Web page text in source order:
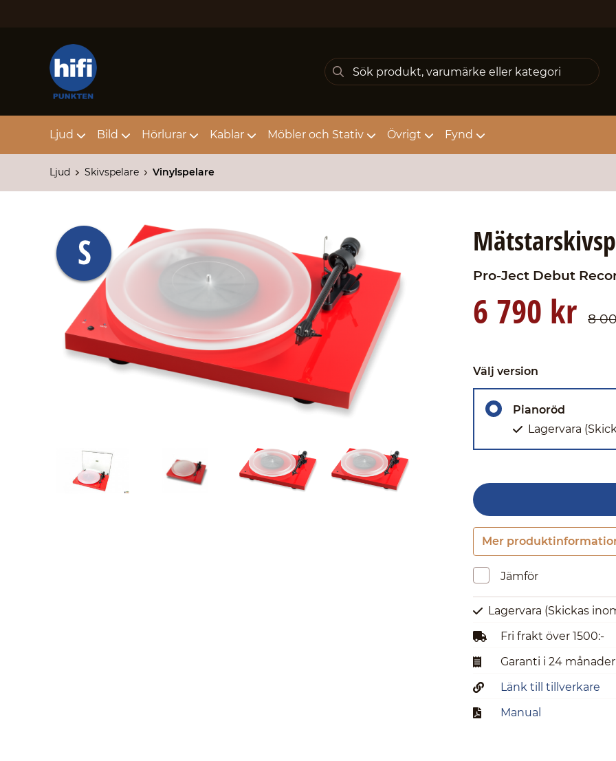
Ljud Bild Hörlurar Kablar Möbler och Stativ Övrigt Fynd
Ljud Skivspelare Vinylspelare
Pro-Ject Debut
6 790 kr 8
Välj version
Pianoröd
Lagervara
Mer
Jämför
Lagervara (Skickas
Fri frakt över 1500:-
Garanti i 24 månader
Länk till tillverkare
Manual